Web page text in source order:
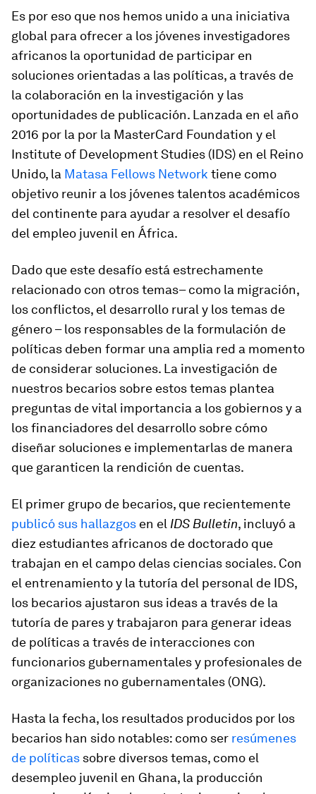
Es por eso que nos hemos unido a una iniciativa
global para ofrecer a los jóvenes investigadores
africanos la oportunidad de participar en
soluciones orientadas a las políticas, a través de
la colaboración en la investigación y las
oportunidades de publicación. Lanzada en el año
2016 por la por la MasterCard Foundation y el
Institute of Development Studies (IDS) en el Reino
Unido, la Matasa Fellows Network tiene como
objetivo reunir a los jóvenes talentos académicos
del continente para ayudar a resolver el desafío
del empleo juvenil en África.
Dado que este desafío está estrechamente
relacionado con otros temas– como la migración,
los conflictos, el desarrollo rural y los temas de
género – los responsables de la formulación de
políticas deben formar una amplia red a momento
de considerar soluciones. La investigación de
nuestros becarios sobre estos temas plantea
preguntas de vital importancia a los gobiernos y a
los financiadores del desarrollo sobre cómo
diseñar soluciones e implementarlas de manera
que garanticen la rendición de cuentas.
El primer grupo de becarios, que recientemente
publicó sus hallazgos en el IDS Bulletin, incluyó a
diez estudiantes africanos de doctorado que
trabajan en el campo delas ciencias sociales. Con
el entrenamiento y la tutoría del personal de IDS,
los becarios ajustaron sus ideas a través de la
tutoría de pares y trabajaron para generar ideas
de políticas a través de interacciones con
funcionarios gubernamentales y profesionales de
organizaciones no gubernamentales (ONG).
Hasta la fecha, los resultados producidos por los
becarios han sido notables: como ser resúmenes
de políticas sobre diversos temas, como el
desempleo juvenil en Ghana, la producción